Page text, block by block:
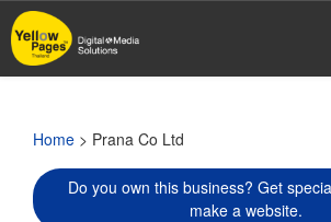
Skip
to
main
Home > Prana Co Ltd
Do you own this business? Get
make a website.